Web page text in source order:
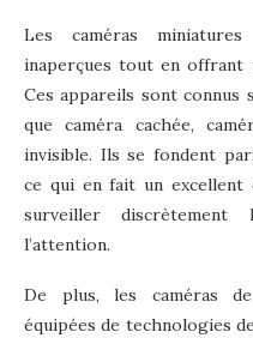
Les caméras
inaperçues tout en offrant
Ces appareils sont connus
que caméra cachée,
invisible. Ils se fondent
ce qui en fait un excellent
surveiller
l’attention.
De plus, les caméras
équipées de technologies